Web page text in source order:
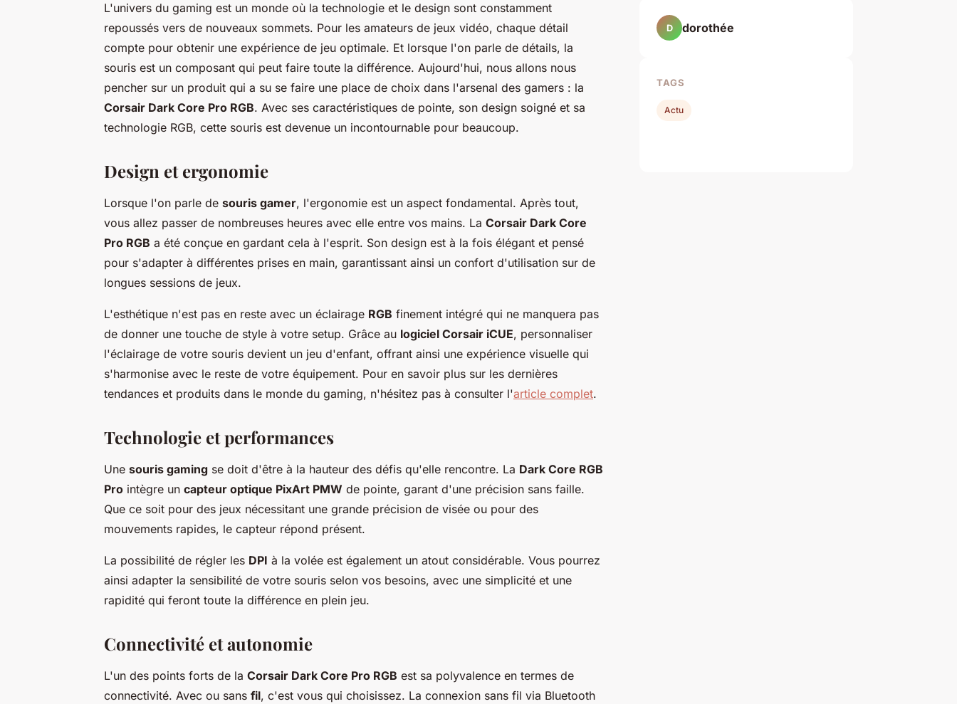
L'univers du gaming est un monde où la technologie et le design sont constamment
repoussés vers de nouveaux sommets. Pour les amateurs de jeux vidéo, chaque détail
compte pour obtenir une expérience de jeu optimale. Et lorsque l'on parle de détails, la
souris est un composant qui peut faire toute la différence. Aujourd'hui, nous allons nous
pencher sur un produit qui a su se faire une place de choix dans l'arsenal des gamers : la
Corsair Dark Core Pro RGB. Avec ses caractéristiques de pointe, son design soigné et sa
technologie RGB, cette souris est devenue un incontournable pour beaucoup.
Design et ergonomie
Lorsque l'on parle de souris gamer, l'ergonomie est un aspect fondamental. Après tout,
vous allez passer de nombreuses heures avec elle entre vos mains. La Corsair Dark Core
Pro RGB a été conçue en gardant cela à l'esprit. Son design est à la fois élégant et pensé
pour s'adapter à différentes prises en main, garantissant ainsi un confort d'utilisation sur de
longues sessions de jeux.
L'esthétique n'est pas en reste avec un éclairage RGB finement intégré qui ne manquera pas
de donner une touche de style à votre setup. Grâce au logiciel Corsair iCUE, personnaliser
l'éclairage de votre souris devient un jeu d'enfant, offrant ainsi une expérience visuelle qui
s'harmonise avec le reste de votre équipement. Pour en savoir plus sur les dernières
tendances et produits dans le monde du gaming, n'hésitez pas à consulter l'article complet.
Technologie et performances
Une souris gaming se doit d'être à la hauteur des défis qu'elle rencontre. La Dark Core RGB
Pro intègre un capteur optique PixArt PMW de pointe, garant d'une précision sans faille.
Que ce soit pour des jeux nécessitant une grande précision de visée ou pour des
mouvements rapides, le capteur répond présent.
La possibilité de régler les DPI à la volée est également un atout considérable. Vous pourrez
ainsi adapter la sensibilité de votre souris selon vos besoins, avec une simplicité et une
rapidité qui feront toute la différence en plein jeu.
Connectivité et autonomie
L'un des points forts de la Corsair Dark Core Pro RGB est sa polyvalence en termes de
connectivité. Avec ou sans fil, c'est vous qui choisissez. La connexion sans fil via Bluetooth
D dorothée
TAGS
Actu